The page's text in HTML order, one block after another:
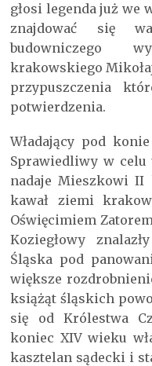
głosi legenda już we
znajdować się
budowniczego
krakowskiego
przypuszczenia
potwierdzenia.
Władający pod
Sprawiedliwy w
nadaje Mieszkowi II
kawał ziemi
Oświęcimiem
Koziegłowy
Śląska pod
większe
książąt śląskich
się od Królestwa
koniec XIV wieku
kasztelan sądecki i